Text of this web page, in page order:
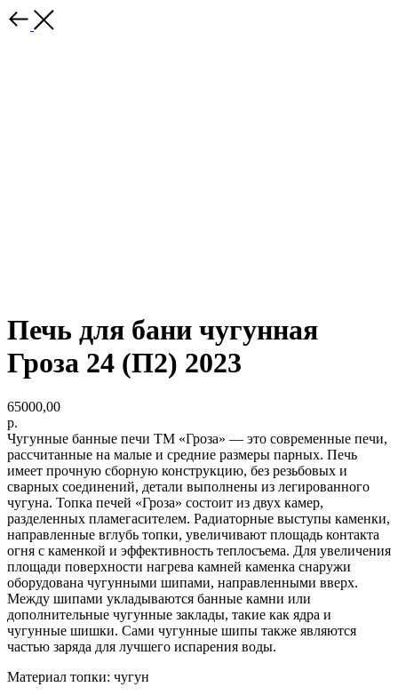
Печь для бани чугунная
Гроза 24 (П2) 2023
65000,00
р.
Чугунные банные печи ТМ «Гроза» — это современные печи,
рассчитанные на малые и средние размеры парных. Печь
имеет прочную сборную конструкцию, без резьбовых и
сварных соединений, детали выполнены из легированного
чугуна. Топка печей «Гроза» состоит из двух камер,
разделенных пламегасителем. Радиаторные выступы каменки,
направленные вглубь топки, увеличивают площадь контакта
огня с каменкой и эффективность теплосъема. Для увеличения
площади поверхности нагрева камней каменка снаружи
оборудована чугунными шипами, направленными вверх.
Между шипами укладываются банные камни или
дополнительные чугунные заклады, такие как ядра и
чугунные шишки. Сами чугунные шипы также являются
частью заряда для лучшего испарения воды.
Материал топки: чугун